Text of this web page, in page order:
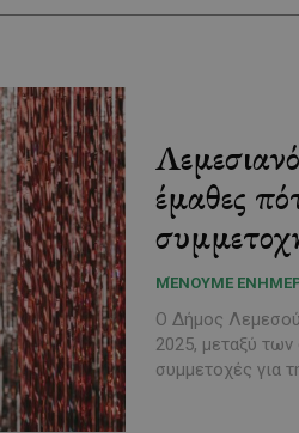
έμαθες
ΜΈΝΟΥΜΕ
Ο Δήμος Λεμεσού
2025, μεταξύ των
συμμετοχές για